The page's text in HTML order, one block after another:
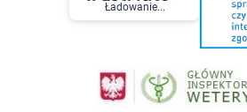
Ładowanie...